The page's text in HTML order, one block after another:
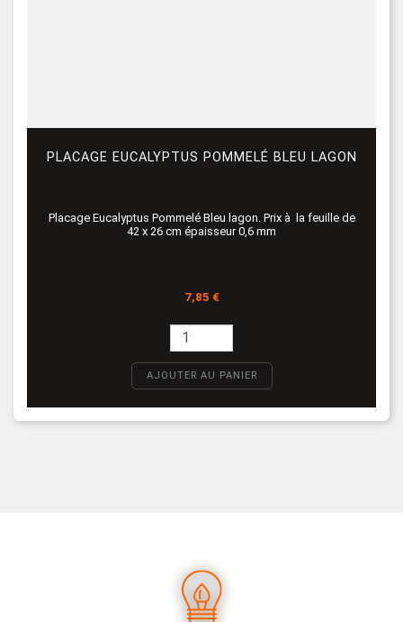
PLACAGE EUCALYPTUS POMMELÉ BLEU LAGON
Placage Eucalyptus Pommelé Bleu lagon. Prix à la feuille de
42 x 26 cm épaisseur 0,6 mm
Prix
7,85 €
AJOUTER AU PANIER